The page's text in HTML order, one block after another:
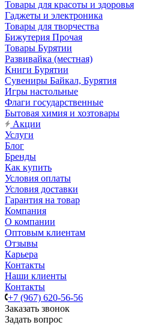
Товары для красоты и здоровья
Гаджеты и электроника
Товары для творчества
Бижутерия Прочая
Товары Бурятии
Развивайка (местная)
Книги Бурятии
Сувениры Байкал, Бурятия
Игры настольные
Флаги государственные
Бытовая химия и хозтовары
Акции
Услуги
Блог
Бренды
Как купить
Условия оплаты
Условия доставки
Гарантия на товар
Компания
О компании
Оптовым клиентам
Отзывы
Карьера
Контакты
Наши клиенты
Контакты
+7 (967) 620-56-56
Заказать звонок
Задать вопрос